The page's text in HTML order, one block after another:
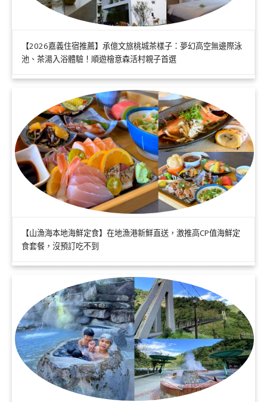
【2026嘉義住宿推薦】承億文旅桃城茶樣子：夢幻高空無邊際泳
池、茶湯入浴體驗！順遊檜意森活村親子首選
【山漁海本地海鮮定食】在地漁港新鮮直送，激推高CP值海鮮定
食套餐，沒預訂吃不到